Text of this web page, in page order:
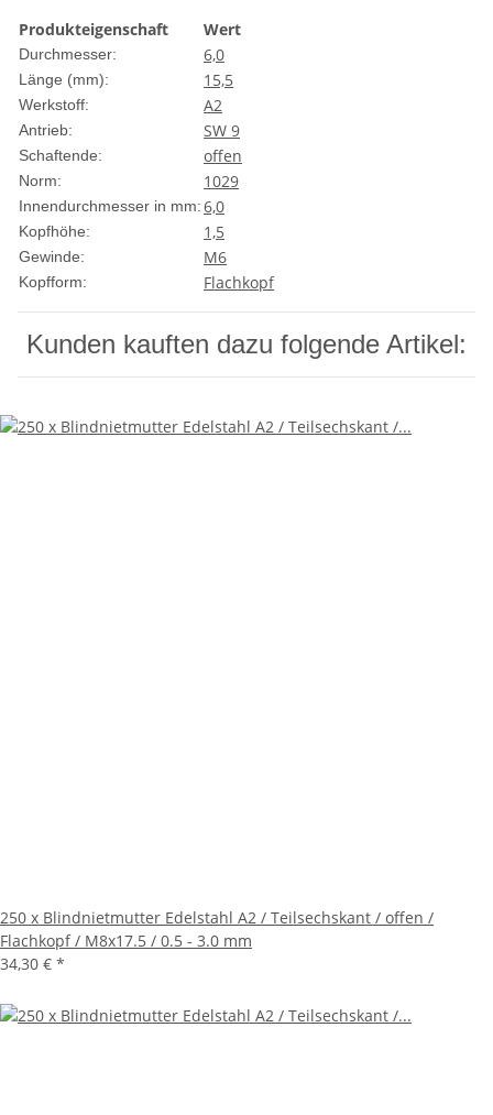
Produkteigenschaft
Wert
Durchmesser: 6,0
Länge (mm): 15,5
Werkstoff: A2
Antrieb: SW 9
Schaftende: offen
Norm: 1029
Innendurchmesser in mm:6,0
Kopfhöhe: 1,5
Gewinde: M6
Kopfform: Flachkopf
Kunden kauften dazu folgende Artikel:
250 x Blindnietmutter Edelstahl A2 / Teilsechskant / offen /
Flachkopf / M8x17.5 / 0.5 - 3.0 mm
34,30 € *